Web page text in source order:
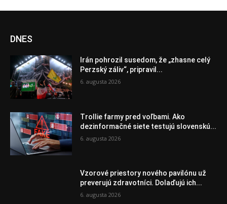
DNES
Irán pohrozil susedom, že „zhasne celý
Perzský záliv“, pripravil...
6. augusta 2026
Trollie farmy pred voľbami. Ako
dezinformačné siete testujú slovenskú...
6. augusta 2026
Vzorové priestory nového pavilónu už
preverujú zdravotníci. Dolaďujú ich...
6. augusta 2026